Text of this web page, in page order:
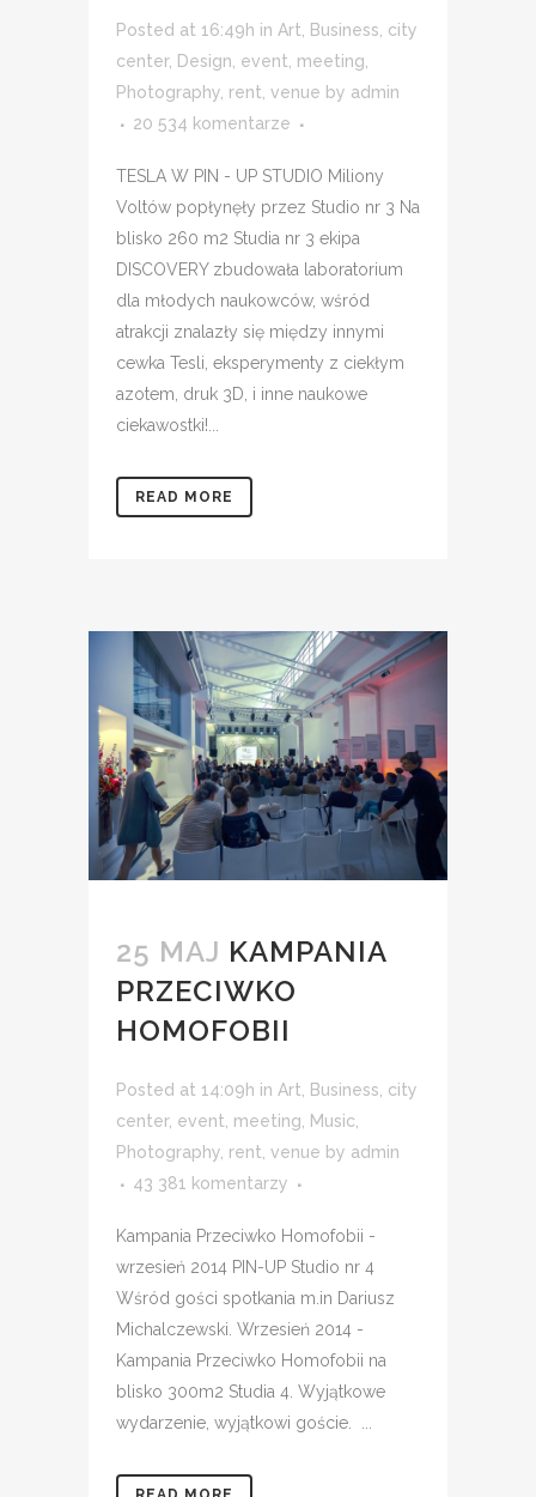
Posted at 16:49h in Art Business city
center, Design event meeting
Photography rent venue by admin
20 534 komentarze
TESLA W PIN - UP STUDIO Miliony
Voltów popłynęły przez Studio nr 3 Na
blisko 260 m2 Studia nr 3 ekipa
DISCOVERY zbudowała laboratorium
dla młodych naukowców, wśród
atrakcji znalazły się między innymi
cewka Tesli, eksperymenty z ciekłym
azotem, druk 3D, i inne naukowe
ciekawostki!...
READ MORE
25 MAJ KAMPANIA
PRZECIWKO
HOMOFOBII
Posted at 14:09h in Art, Business, city
center, event, meeting, Music,
Photography, rent, venue by admin
43 381 komentarzy
Kampania Przeciwko Homofobii -
wrzesień 2014 PIN-UP Studio nr 4
Wśród gości spotkania m.in Dariusz
Michalczewski. Wrzesień 2014 -
Kampania Przeciwko Homofobii na
blisko 300m2 Studia 4. Wyjątkowe
wydarzenie, wyjątkowi goście. ...